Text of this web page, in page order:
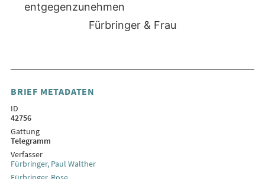
entgegenzunehmen
Fürbringer & Frau
BRIEF METADATEN
ID
42756
Gattung
Telegramm
Verfasser
Fürbringer, Paul Walther